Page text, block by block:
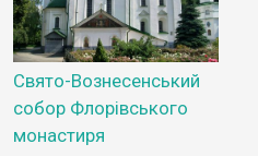
Свято-Вознесенський
собор Флорівського
монастиря